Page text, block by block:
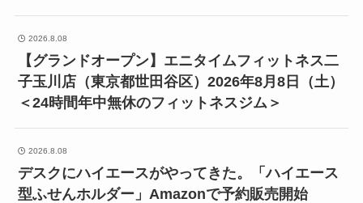
2026.8.08
【グランドオープン】エニタイムフィットネス二
子玉川店（東京都世田谷区）2026年8月8日（土）
＜24時間年中無休のフィットネスジム＞
2026.8.08
デスクにハイエースがやってきた。「ハイエース
型ふせんホルダー」Amazonで予約販売開始